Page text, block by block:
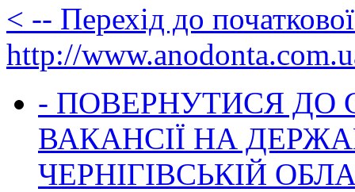
< -- Перехід до
http://
- ПОВЕРНУТИСЯ ДО
ВАКАНСІЇ НА
ЧЕРНІГІВСЬКІЙ